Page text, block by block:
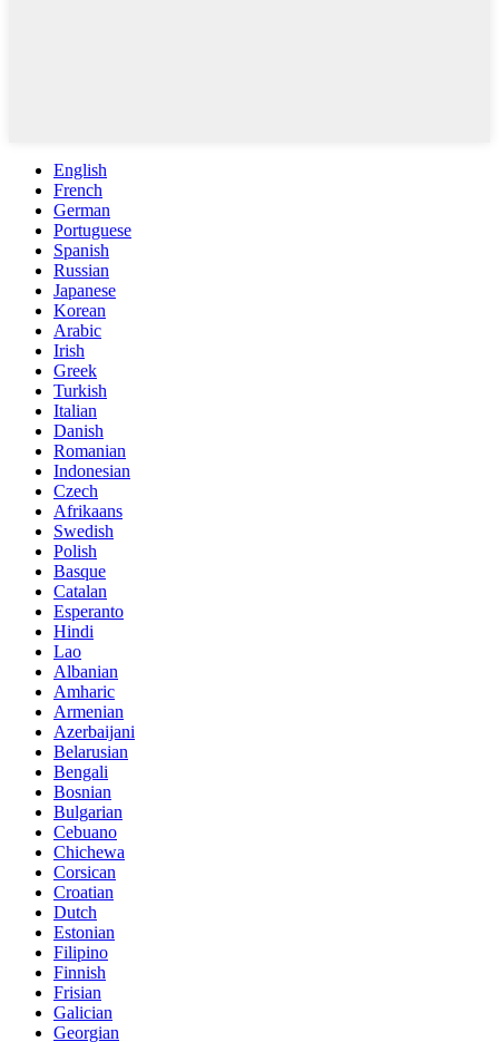
English
French
German
Portuguese
Spanish
Russian
Japanese
Korean
Arabic
Irish
Greek
Turkish
Italian
Danish
Romanian
Indonesian
Czech
Afrikaans
Swedish
Polish
Basque
Catalan
Esperanto
Hindi
Lao
Albanian
Amharic
Armenian
Azerbaijani
Belarusian
Bengali
Bosnian
Bulgarian
Cebuano
Chichewa
Corsican
Croatian
Dutch
Estonian
Filipino
Finnish
Frisian
Galician
Georgian